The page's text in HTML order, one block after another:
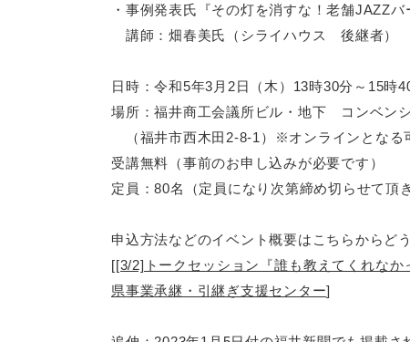
・事例発表氏『その灯を消すな！老舗JAZZバ
講師：畑春美氏（シライハウス 後継者）
日時：令和5年3月2日（木）13時30分～15時
場所：福井商工会議所ビル・地下 コンベン
（福井市西木田2-8-1）※オンラインとなる
受講無料（事前のお申し込みが必要です）
定員：80名（定員になり次第締め切らせて頂
申込方法などのイベント概要はこちらからどう
[[3/2]トークセッション『誰も教えてくれな
県事業承継・引継ぎ支援センター]